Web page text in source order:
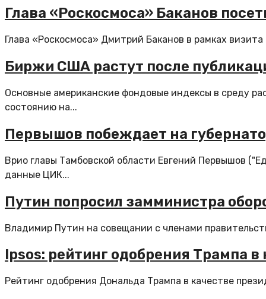
Глава «Роскосмоса» Баканов
Глава «Роскосмоса» Дмитрий Баканов в рамках
Биржи США растут после
Основные американские фондовые индексы в среду
состоянию на...
Первышов побеждает на
Врио главы Тамбовской области Евгений Первышов
данные ЦИК...
Путин попросил замминистра
Владимир Путин на совещании с членами
Ipsos: рейтинг одобрения Трампа
Рейтинг одобрения Дональда Трампа в качестве